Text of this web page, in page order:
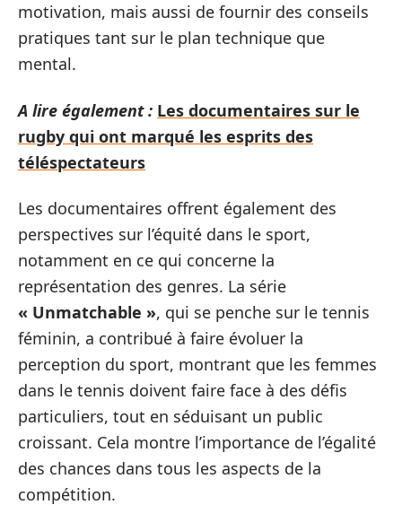
motivation, mais aussi de fournir des conseils
pratiques tant sur le plan technique que
mental.
A lire également : Les documentaires sur le
rugby qui ont marqué les esprits des
téléspectateurs
Les documentaires offrent également des
perspectives sur l’équité dans le sport,
notamment en ce qui concerne la
représentation des genres. La série
« Unmatchable », qui se penche sur le tennis
féminin, a contribué à faire évoluer la
perception du sport, montrant que les femmes
dans le tennis doivent faire face à des défis
particuliers, tout en séduisant un public
croissant. Cela montre l’importance de l’égalité
des chances dans tous les aspects de la
compétition.